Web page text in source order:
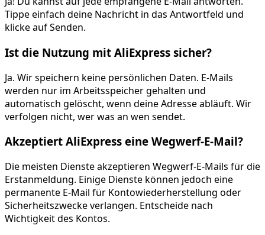
Tippe einfach deine Nachricht in das Antwortfeld und
klicke auf Senden.
Ist die Nutzung mit AliExpress sicher?
Ja. Wir speichern keine persönlichen Daten. E-Mails
werden nur im Arbeitsspeicher gehalten und
automatisch gelöscht, wenn deine Adresse abläuft. Wir
verfolgen nicht, wer was an wen sendet.
Akzeptiert AliExpress eine Wegwerf-E-Mail?
Die meisten Dienste akzeptieren Wegwerf-E-Mails für die
Erstanmeldung. Einige Dienste können jedoch eine
permanente E-Mail für Kontowiederherstellung oder
Sicherheitszwecke verlangen. Entscheide nach
Wichtigkeit des Kontos.